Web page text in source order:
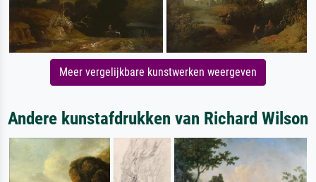
Meer vergelijkbare kunstwerken weergeven
Andere kunstafdrukken van Richard Wilson